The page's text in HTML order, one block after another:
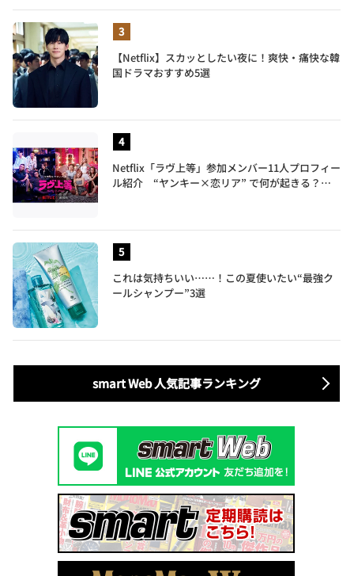
【Netflix】スカッとしたい夜に！爽快・痛快な韓
国ドラマおすすめ5選
Netflix「ラヴ上等」参加メンバー11人プロフィー
ル紹介 “ヤンキー×恋リア” で何が起きる？地
これは気持ちいい……！この夏使いたい“最強ク
ールシャンプー”3選
smart Web 人気記事ランキング